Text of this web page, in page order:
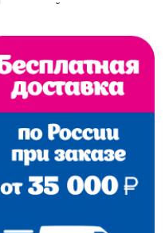
КРЕМОВЫЙ
ПЕРСИКОВЫЙ
ПЕТРОЛЬ
РОЗОВЫЙ
СЕРЫЙ
СЕРЫЙ МЕЛАНЖ
ЧЕРНЫЙ
ИНДИГО